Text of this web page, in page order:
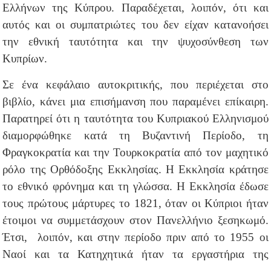
Ελλήνων της Κύπρου. Παραδέχεται, λοιπόν, ότι και
αυτός και οι συμπατριώτες του δεν είχαν κατανοήσει
την εθνική ταυτότητα και την ψυχοσύνθεση των
Κυπρίων.
Σε ένα κεφάλαιο αυτοκριτικής, που περιέχεται στο
βιβλίο, κάνει μια επισήμανση που παραμένει επίκαιρη.
Παρατηρεί ότι η ταυτότητα του Κυπριακού Ελληνισμού
διαμορφώθηκε κατά τη Βυζαντινή Περίοδο, τη
Φραγκοκρατία και την Τουρκοκρατία από τον μαχητικό
ρόλο της Ορθόδοξης Εκκλησίας. Η Εκκλησία κράτησε
το εθνικό φρόνημα και τη γλώσσα. Η Εκκλησία έδωσε
τους πρώτους μάρτυρες το 1821, όταν οι Κύπριοι ήταν
έτοιμοι να συμμετάσχουν στον Πανελλήνιο ξεσηκωμό.
Έτσι, λοιπόν, και στην περίοδο πριν από το 1955 οι
Ναοί και τα Κατηχητικά ήταν τα εργαστήρια της